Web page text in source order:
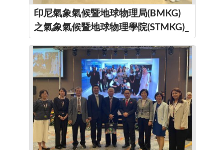
印尼氣象氣候暨地球物理局(BMKG)
之氣象氣候暨地球物理學院(STMKG)_